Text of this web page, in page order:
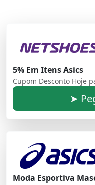
5% Em Itens Asics
Cupom Desconto Hoje
➤
Moda Esportiva